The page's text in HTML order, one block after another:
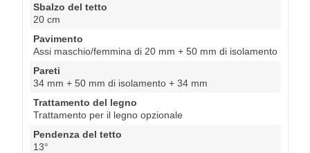
Sbalzo del tetto
20 cm
Pavimento
Assi maschio/femmina di 20 mm + 50 mm di isolamento
Pareti
34 mm + 50 mm di isolamento + 34 mm
Trattamento del legno
Trattamento per il legno opzionale
Pendenza del tetto
13°